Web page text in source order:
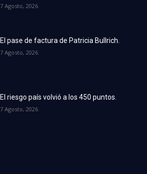
7 Agosto, 2026
El pase de factura de Patricia Bullrich.
7 Agosto, 2026
El riesgo país volvió a los 450 puntos.
7 Agosto, 2026